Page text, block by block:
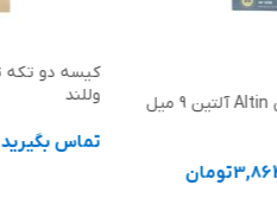
فر کننده مو دیجیتالی Altin آلتین 9 میل
تومان
وللند
تماس بگیرید